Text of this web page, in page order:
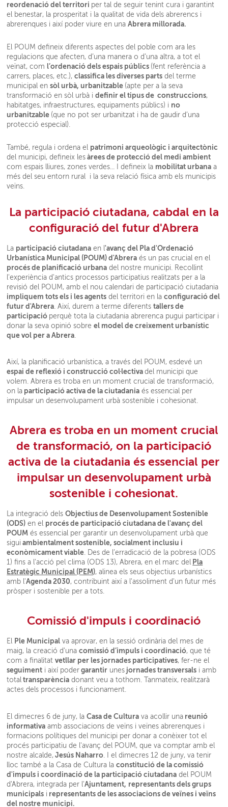
reordenació del territori per tal de seguir tenint cura i garantint
el benestar, la prosperitat i la qualitat de vida dels abrerencs i
abrerenques i així poder viure en unaAbrera millorada.
El POUM defineix diferents aspectes del poble com ara les
regulacions que afecten, d’una manera o d’una altra, a tot el
veïnat, com l’ordenació dels espais públics (fent referència a
carrers, places, etc.),classifica les diverses parts del terme
municipal ensòl urbà, urbanitzable (apte per a la seva
transformació en sòl urbà idefinir el tipus de construccions,
habitatges, infraestructures, equipaments públics) i no
urbanitzable (que no pot ser urbanitzat i ha de gaudir d’una
protecció especial).
També, regula i ordena el patrimoni arqueològic i arquitectònic
del municipi, defineix les àrees de protecció del medi ambient
com espais lliures, zones verdes... I defineix la mobilitat urbana a
més del seu entorn rural i la seva relació física amb els municipis
veïns.
La participació ciutadana, cabdal en la
configuració del futur d'Abrera
La participació ciutadana en l'avanç del Pla d'Ordenació
Urbanística Municipal (POUM) d'Abrera és un pas crucial en el
procés de planificació urbana del nostre municipi. Recollint
l'experiència d'antics processos participatius realitzats per a la
revisió del POUM, amb el nou calendari de participació ciutadania
impliquem tots els i les agents del territori en laconfiguració del
futur d'Abrera. Així, durem a terme diferentstallers de
participació perquè tota la ciutadania abrerenca pugui participar i
donar la seva opinió sobreel model de creixement urbanístic
que vol per a Abrera.
Així, la planificació urbanística, a través del POUM, esdevé un
espai de reflexió i construcció col·lectivadel municipi que
volem. Abrera es troba en un moment crucial de transformació,
on la participació activa de la ciutadania és essencial per
impulsar un desenvolupament urbà sostenible i cohesionat.
Abrera es troba en un moment crucial
de transformació, on la participació
activa de la ciutadania és essencial per
impulsar un desenvolupament urbà
sostenible i cohesionat.
La integració delsObjectius de Desenvolupament Sostenible
(ODS) en el procés de participació ciutadana de l'avanç del
POUM és essencial per garantir un desenvolupament urbà que
sigui ambientalment sostenible, socialment inclusiu i
econòmicament viable. Des de l’erradicació de la pobresa (ODS
1) fins a l'acció pel clima (ODS 13), Abrera, en el marc del Pla
Estratègic Municipal (PEM), alinea els seus objectius urbanístics
amb l'Agenda 2030, contribuint així a l'assoliment d'un futur més
pròsper i sostenible per a tots.
Comissió d'impuls i coordinació
El Ple Municipal va aprovar, en la sessió ordinària del mes de
maig, la creació d'unacomissió d’impuls i coordinació, que té
com a finalitatvetllar per les jornades participatives, fer-ne el
seguiment i així poder garantir unes jornades transversals i amb
total transparència donant veu a tothom. Tanmateix, realitzarà
actes dels processos i funcionament.
El dimecres 6 de juny, laCasa de Cultura va acollir una reunió
informativa amb associacions de veïns i veïnes abrerenques i
formacions polítiques del municipi per donar a conèixer tot el
procés participatiu de l'avanç del POUM, que va comptar amb el
nostre alcalde, Jesús Naharro . I el dimecres 12 de juny, va tenir
lloc també a la Casa de Cultura laconstitució de la comissió
d'impuls i coordinació de la participació ciutadana del POUM
d'Abrera, integrada per l'Ajuntament, representants dels grups
municipals i representants de les associacions de veïnes i veïns
del nostre municipi.